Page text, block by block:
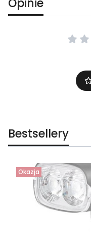
Opinie
Bestsellery
Okazja